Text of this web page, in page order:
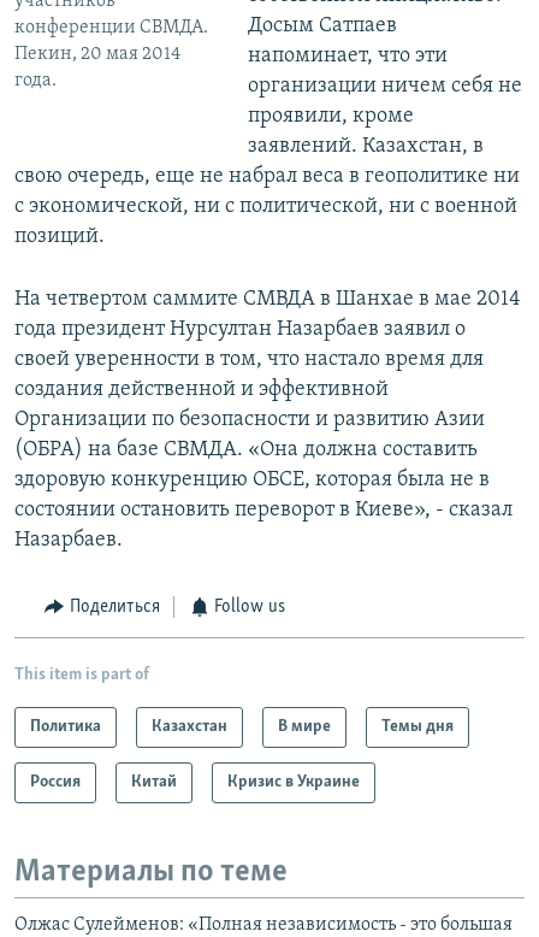
конференции СВМДА.
Пекин, 20 мая 2014
года.
Досым Сатпаев
напоминает, что эти
организации ничем себя не
проявили, кроме
заявлений. Казахстан, в
свою очередь, еще не набрал веса в геополитике ни
с экономической, ни с политической, ни с военной
позиций.
На четвертом саммите СМВДА в Шанхае в мае 2014
года президент Нурсултан Назарбаев заявил о
своей уверенности в том, что настало время для
создания действенной и эффективной
Организации по безопасности и развитию Азии
(ОБРА) на базе СВМДА. «Она должна составить
здоровую конкуренцию ОБСЕ, которая была не в
состоянии остановить переворот в Киеве», - сказал
Назарбаев.
Поделиться Follow us
This item is part of
Политика Казахстан В мире Темы дня
Россия Китай Кризис в Украине
Материалы по теме
Олжас Сулейменов: «Полная независимость - это большая